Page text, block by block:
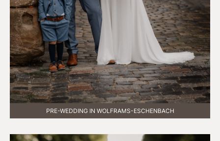
PRE-WEDDING IN WOLFRAMS-ESCHENBACH